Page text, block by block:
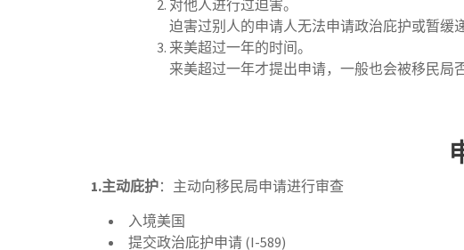
对他人进行过迫害。
迫害过别人的申请人无法申请政治庇护或暂缓
来美超过一年的时间。
来美超过一年才提出申请，一般也会被移民局
1.主动庇护：主动向移民局申请进行审查
入境美国
提交政治庇护申请 (I-589)